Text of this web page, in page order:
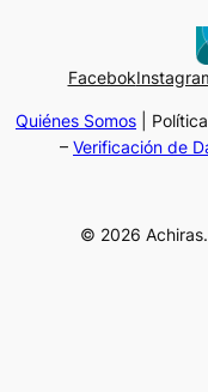
Facebok
Quiénes Somos |
– Verificación de
© 2026